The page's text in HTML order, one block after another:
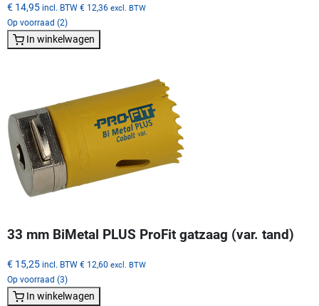
€ 14,95 incl. BTW € 12,36 excl. BTW
Op voorraad (2)
In winkelwagen
33 mm BiMetal PLUS ProFit gatzaag (var. tand)
€ 15,25 incl. BTW € 12,60 excl. BTW
Op voorraad (3)
In winkelwagen